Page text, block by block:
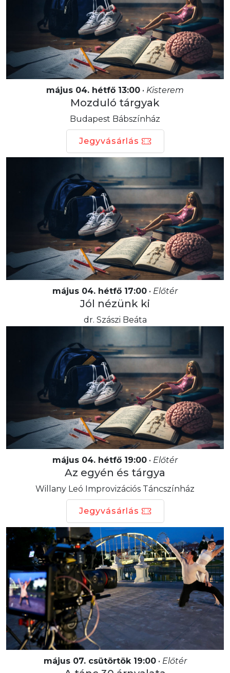
május 04. hétfő 13:00 • Kisterem
Mozduló tárgyak
Budapest Bábszínház
Jegyvásárlás
május 04. hétfő 17:00 • Előtér
Jól nézünk ki
dr. Szászi Beáta
május 04. hétfő 19:00 • Előtér
Az egyén és tárgya
Willany Leó Improvizációs Táncszínház
Jegyvásárlás
május 07. csütörtök 19:00• Előtér